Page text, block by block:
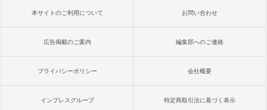
本サイトのご利用について お問い合わせ
広告掲載のご案内 編集部へのご連絡
プライバシーポリシー 会社概要
インプレスグループ 特定商取引法に基づく表示